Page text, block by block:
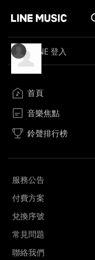
LINE 登入
首頁
音樂焦點
鈴聲排行榜
服務公告
付費方案
兌換序號
常見問題
聯絡我們